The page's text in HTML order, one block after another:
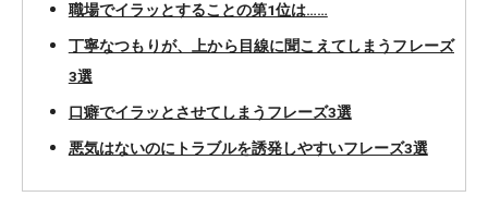
職場でイラッとすることの第1位は……
丁寧なつもりが、上から目線に聞こえてしまうフレーズ
3選
口癖でイラッとさせてしまうフレーズ3選
悪気はないのにトラブルを誘発しやすいフレーズ3選